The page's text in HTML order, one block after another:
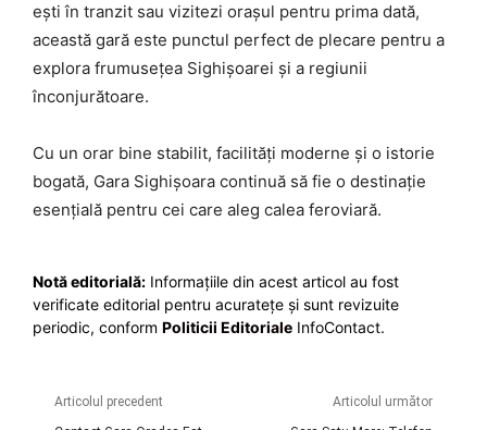
ești în tranzit sau vizitezi orașul pentru prima dată,
această gară este punctul perfect de plecare pentru a
explora frumusețea Sighișoarei și a regiunii
înconjurătoare.
Cu un orar bine stabilit, facilități moderne și o istorie
bogată, Gara Sighișoara continuă să fie o destinație
esențială pentru cei care aleg calea feroviară.
Notă editorială: Informațiile din acest articol au fost
verificate editorial pentru acuratețe și sunt revizuite
periodic, conform Politicii Editoriale InfoContact.
Articolul precedent
Articolul următor